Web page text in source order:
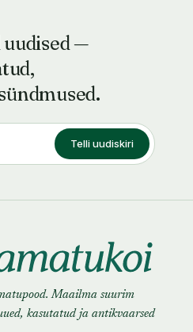
—
Telli uudiskiri
Maailma suurim
kasutatud ja antikvaarsed